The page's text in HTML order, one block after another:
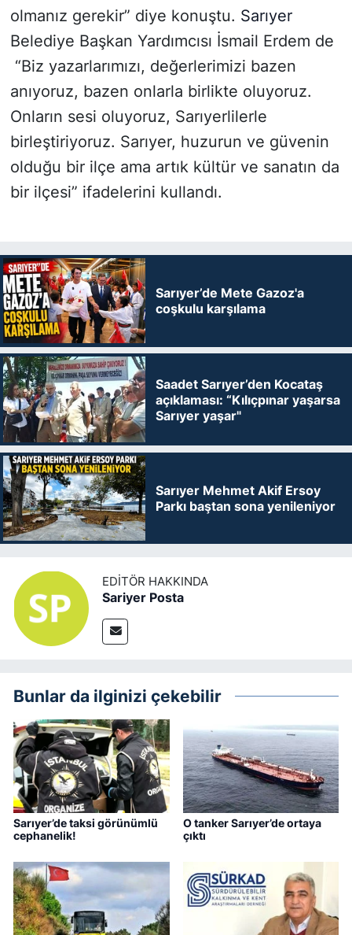
olmanız gerekir” diye konuştu. Sarıyer
Belediye Başkan Yardımcısı İsmail Erdem de
“Biz yazarlarımızı, değerlerimizi bazen
anıyoruz, bazen onlarla birlikte oluyoruz.
Onların sesi oluyoruz, Sarıyerlilerle
birleştiriyoruz. Sarıyer, huzurun ve güvenin
olduğu bir ilçe ama artık kültür ve sanatın da
bir ilçesi” ifadelerini kullandı.
Sarıyer’de Mete Gazoz'a
coşkulu karşılama
Saadet Sarıyer’den Kocataş
açıklaması: “Kılıçpınar yaşarsa
Sarıyer yaşar"
Sarıyer Mehmet Akif Ersoy
Parkı baştan sona yenileniyor
EDITÖR HAKKINDA
Sariyer Posta
Bunlar da ilginizi çekebilir
Sarıyer’de taksi görünümlü
cephanelik!
O tanker Sarıyer’de ortaya
çıktı